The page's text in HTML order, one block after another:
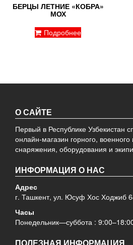
БЕРЦЫ ЛЕТНИЕ «КОБРА»
МОХ
Подробнее
О САЙТЕ
Первый в Республике Узбекистан
онлайн-магазин горного, военного
снаряжения, оборудования и
ИНФОРМАЦИЯ О НАС
Адрес
г. Ташкент, ул. Юсуф Хос Ходжиб
Часы
Понедельник—суббота :
ПОЛЕЗНАЯ ИНФОРМАЦИЯ